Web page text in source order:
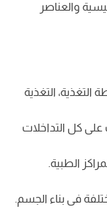
والعناصر
التغذية
على كل التداخلات